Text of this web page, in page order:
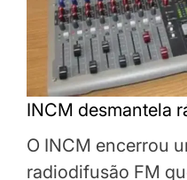
INCM desmantela
O INCM encerrou
radiodifusão FM